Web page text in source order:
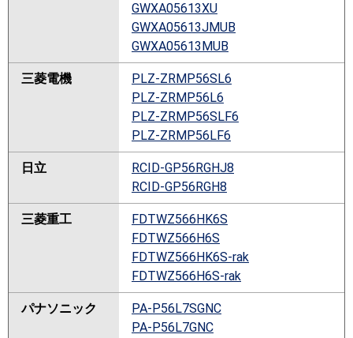
GWXA05613XU
GWXA05613JMUB
GWXA05613MUB
三菱電機
PLZ-ZRMP56SL6
PLZ-ZRMP56L6
PLZ-ZRMP56SLF6
PLZ-ZRMP56LF6
日立
RCID-GP56RGHJ8
RCID-GP56RGH8
三菱重工
FDTWZ566HK6S
FDTWZ566H6S
FDTWZ566HK6S-rak
FDTWZ566H6S-rak
パナソニック
PA-P56L7SGNC
PA-P56L7GNC